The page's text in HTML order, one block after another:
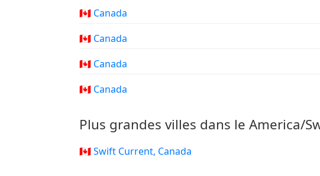
🇨🇦 Canada
🇨🇦 Canada
🇨🇦 Canada
🇨🇦 Canada
Plus grandes villes dans le America/
🇨🇦 Swift Current, Canada